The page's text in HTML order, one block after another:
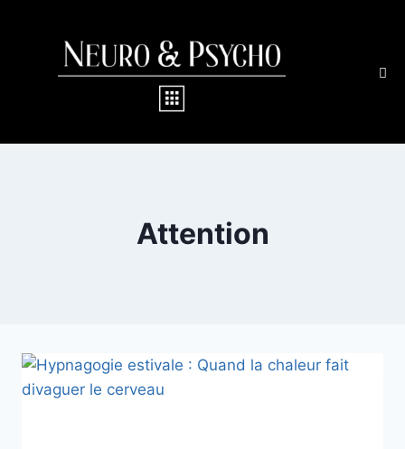
Attention